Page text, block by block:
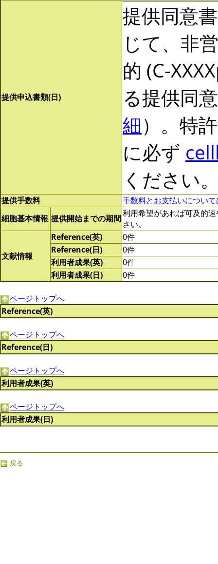
提供申込書類(日)
提供同意
じて、非
的 (C-
る提供同
細）。特
に必ず
ください
提供手数料
手数料とお支払いについ
細胞基本情報 提供開始までの期間利用希望があれば可及的
さい。
文献情報
Reference(英)
0件
Reference(日)
0件
利用者成果(英)
0件
利用者成果(日)
0件
ページトップへ
Reference(英)
ページトップへ
Reference(日)
ページトップへ
利用者成果(英)
ページトップへ
利用者成果(日)
戻る